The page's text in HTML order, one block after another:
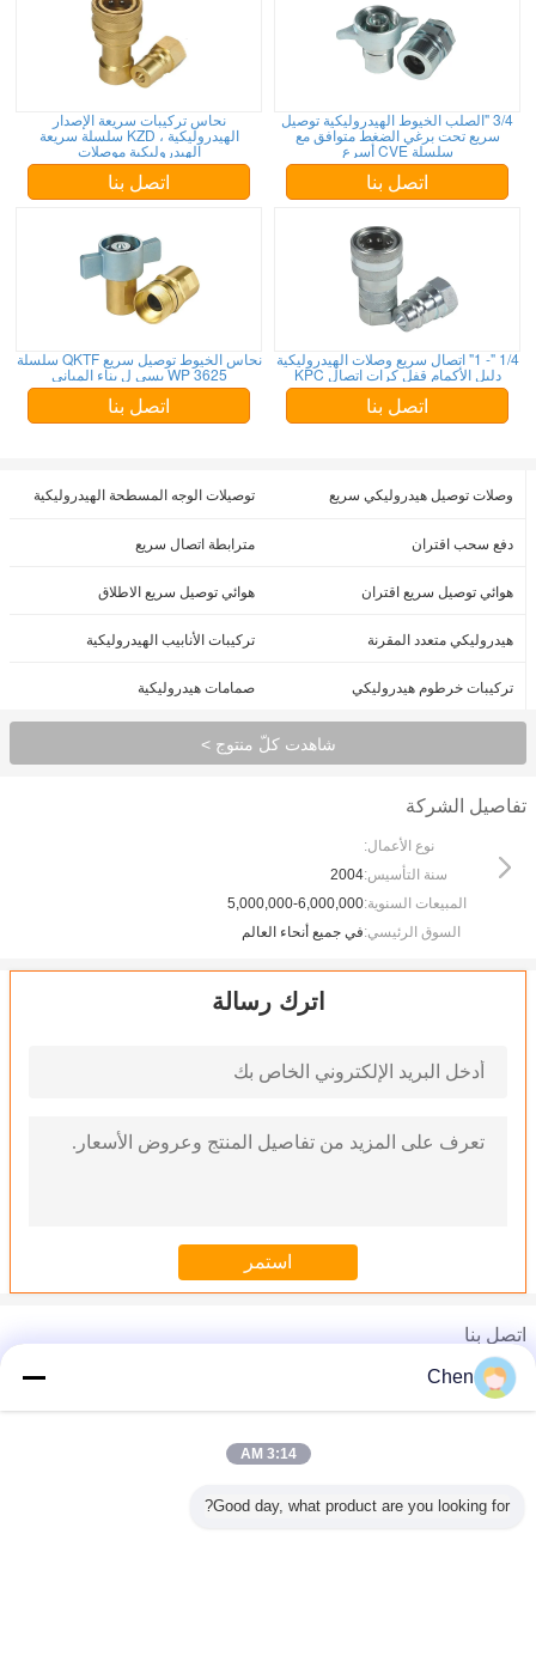
نحاس تركيبات سريعة الإصدار
الهيدروليكية ، KZD سلسلة سريعة
الهيدروليكية موصلات
اتصل بنا
3/4 "الصلب الخيوط الهيدروليكية توصيل
سريع تحت برغي الضغط متوافق مع
سلسلة CVE أسرع
اتصل بنا
نحاس الخيوط توصيل سريع QKTF سلسلة
WP 3625 بسي ل بناء المباني
اتصل بنا
1/4 "- 1" اتصال سريع وصلات الهيدروليكية
دليل الأكمام قفل كرات اتصال KPC
اتصل بنا
وصلات توصيل هيدروليكي سريع توصيلات الوجه المسطحة الهيدروليكية
دفع سحب اقتران مترابطة اتصال سريع
هوائي توصيل سريع اقتران هوائي توصيل سريع الاطلاق
هيدروليكي متعدد المقرنة تركيبات الأنابيب الهيدروليكية
تركيبات خرطوم هيدروليكي صمامات هيدروليكية
شاهدت كلّ منتوج >
تفاصيل الشركة
نوع الأعمال:
سنة التأسيس:2004
المبيعات السنوية:5,000,000-6,000,000
السوق الرئيسي:في جميع أنحاء العالم
اترك رسالة
اتصل بنا
1/4 "-3/8" توصيل سريع بالهواء المضغوط للتقاطع الصناعي Aro Tru-Flate من السلسلة العالمية
Chen
3:14 AM
Good day, what product are you looking for?